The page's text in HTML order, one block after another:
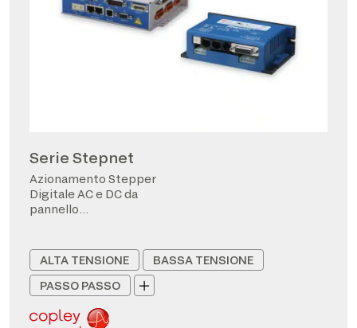
Serie Stepnet
Azionamento Stepper
Digitale AC e DC da
pannello
ALTA TENSIONE
BASSA TENSIONE
PASSO PASSO